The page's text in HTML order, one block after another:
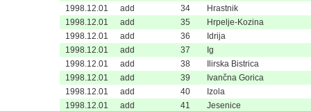
1998.12.01
add 34
Hrastnik
1998.12.01
add 35
Hrpelje-Kozina
1998.12.01
add 36
Idrija
1998.12.01
add 37
Ig
1998.12.01
add 38
Ilirska Bistrica
1998.12.01
add 39
Ivančna Gorica
1998.12.01
add 40
Izola
1998.12.01
add 41
Jesenice